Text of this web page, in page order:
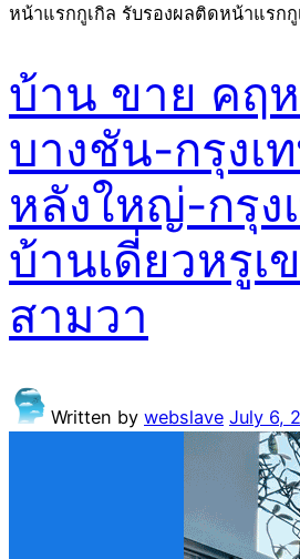
หน้าแรกกูเกิล รับรองผลติดหน้าแรก
บ้าน ขาย คฤ
บางชัน-กรุงเ
หลังใหญ่-กรุง
บ้านเดี่ยวหรูเ
สามวา
Written by webslave July 6,